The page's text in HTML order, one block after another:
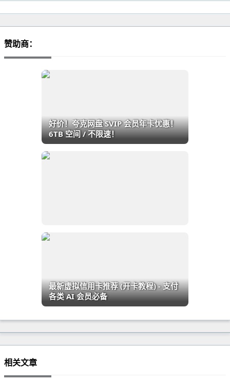
赞助商：
好价！夸克网盘 SVIP 会员年卡优惠！
6TB 空间 / 不限速！
最新虚拟信用卡推荐 (开卡教程) - 支付
各类 AI 会员必备
相关文章